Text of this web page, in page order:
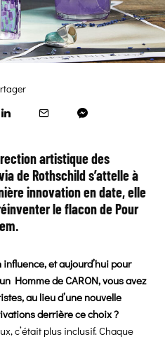
artistique des
de Rothschild s’attelle à
innovation en date, elle
le flacon de Pour
et aujourd’hui pour
Homme de CARON, vous avez
au lieu d’une nouvelle
derrière ce choix ?
c’était plus inclusif. Chaque